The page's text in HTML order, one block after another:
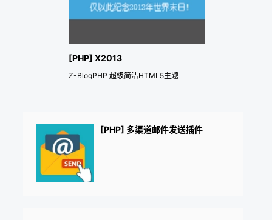
[PHP] X2013
Z-BlogPHP 超级简洁HTML5主题
[PHP] 多渠道邮件发送插件